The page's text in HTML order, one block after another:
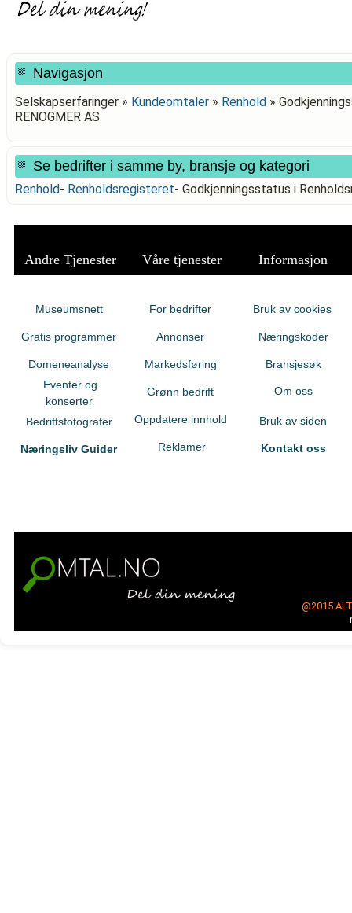
Navigasjon
Selskapserfaringer » Kundeomtaler » Renhold »
RENOGMER AS
Se bedrifter i samme by, bransje og kategori
Renhold- Renholdsregisteret- Godkjenningsstatus i
Andre Tjenester Våre tjenester Informasjon
Museumsnett
Gratis programmer
Domeneanalyse
Eventer og
konserter
Bedriftsfotografer
Næringsliv Guider
For bedrifter
Annonser
Markedsføring
Grønn bedrift
Oppdatere innhold
Reklamer
Bruk av cookies
Næringskoder
Bransjesøk
Om oss
Bruk av siden
Kontakt oss
@2015